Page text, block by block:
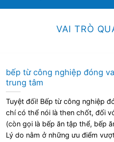
VAI TRÒ
bếp từ công nghiệp đóng
trung tâm
Tuyệt đối! Bếp từ công nghiệp
chí có thể nói là then chốt, đối
(còn gọi là bếp ăn tập thể, bếp
Lý do nằm ở những ưu điểm